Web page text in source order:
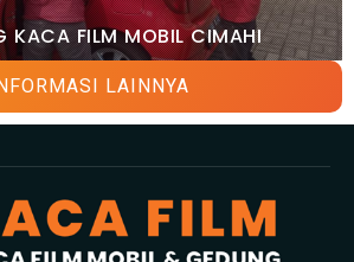
KACA FILM MOBIL CIMAHI
LAINNYA